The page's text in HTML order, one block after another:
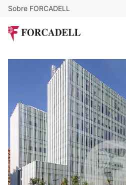
Sobre FORCADELL
ALT BUILDING Selva M@r
Barcelona